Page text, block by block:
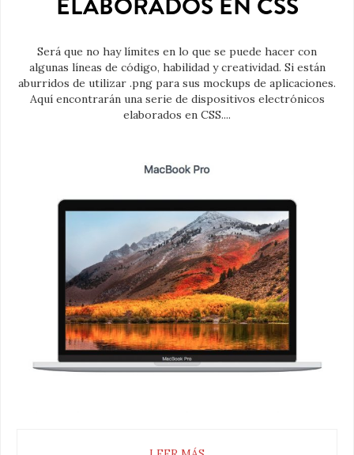
Será que no hay límites en lo que se puede hacer con
algunas líneas de código, habilidad y creatividad. Si están
aburridos de utilizar .png para sus mockups de aplicaciones.
Aquí encontrarán una serie de dispositivos electrónicos
elaborados en CSS....